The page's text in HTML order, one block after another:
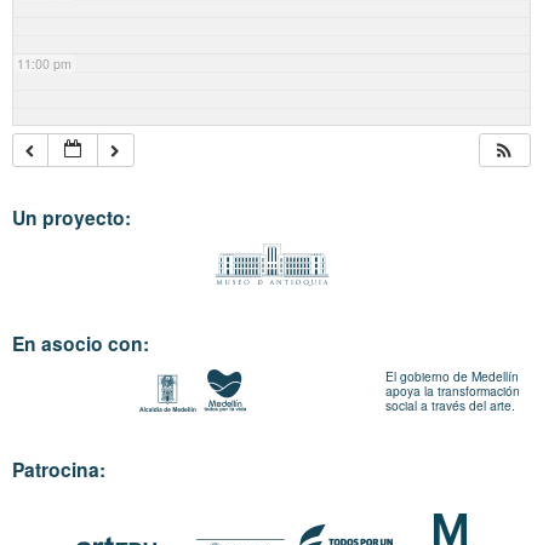
11:00 pm
Un proyecto:
En asocio con:
El gobierno de Medellín
apoya la transformación
social a través del arte.
Patrocina: